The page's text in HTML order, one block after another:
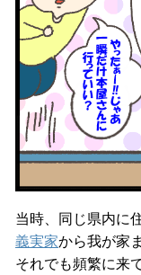
当時、同じ県内に
義実家から我が家
それでも頻繁に来